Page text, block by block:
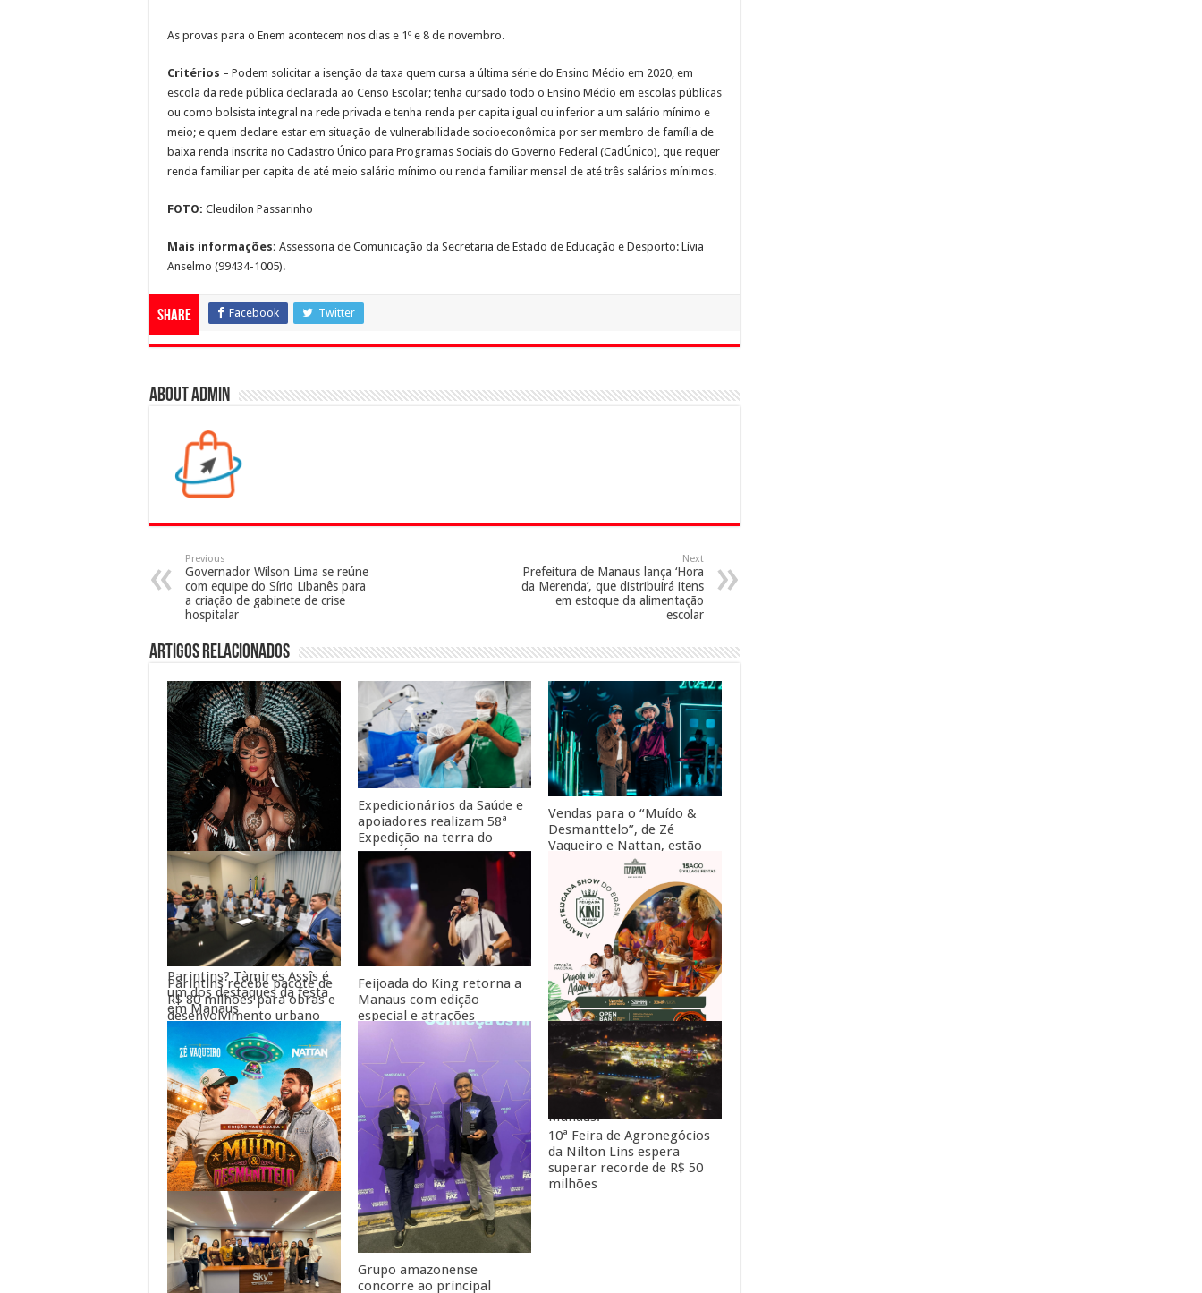
As provas para o Enem acontecem nos dias e 1º e 8 de novembro.
Critérios – Podem solicitar a isenção da taxa quem cursa a última série do Ensino Médio em 2020, em
escola da rede pública declarada ao Censo Escolar; tenha cursado todo o Ensino Médio em escolas públicas
ou como bolsista integral na rede privada e tenha renda per capita igual ou inferior a um salário mínimo e
meio; e quem declare estar em situação de vulnerabilidade socioeconômica por ser membro de família de
baixa renda inscrita no Cadastro Único para Programas Sociais do Governo Federal (CadÚnico), que requer
renda familiar per capita de até meio salário mínimo ou renda familiar mensal de até três salários mínimos.
FOTO: Cleudilon Passarinho
Mais informações: Assessoria de Comunicação da Secretaria de Estado de Educação e Desporto: Lívia
Anselmo (99434-1005).
Share Facebook Twitter
About admin
Previous
Governador Wilson Lima se reúne
com equipe do Sírio Libanês para
a criação de gabinete de crise
hospitalar
Next
Prefeitura de Manaus lança ‘Hora
da Merenda’, que distribuirá itens
em estoque da alimentação
escolar
Artigos Relacionados
Você sabia que o Amazonas
tem outro grande festival
de boi-bumbá além de
Parintins? Tàmires Assîs é
um dos destaques da festa
em Manaus
Expedicionários da Saúde e
apoiadores realizam 58ª
Expedição na terra do
guaraná
Vendas para o “Muído &
Desmanttelo”, de Zé
Vaqueiro e Nattan, estão
Parintins recebe pacote de
R$ 80 milhões para obras e
desenvolvimento urbano
dos senadores Omar Aziz e
Eduardo Braga
Feijoada do King retorna a
Manaus com edição
especial e atrações
A maior Feijoada Show do
Brasil está chegando a
Manaus.
Zé Vaqueiro e Nattan unem
dois dos maiores projetos
do país e estreiam “Muído
Grupo amazonense
concorre ao principal
10ª Feira de Agronegócios
da Nilton Lins espera
superar recorde de R$ 50
milhões